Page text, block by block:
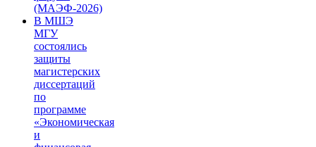
(МАЭФ-2026)
В МШЭ
МГУ
состоялись
защиты
магистерских
диссертаций
по
программе
«Экономическая
и